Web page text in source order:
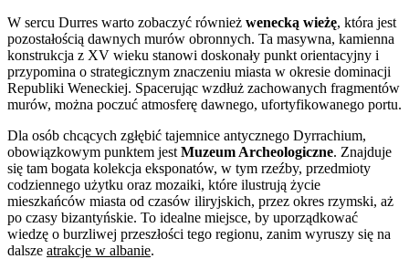
W sercu Durres warto zobaczyć również wenecką wieżę, która jest
pozostałością dawnych murów obronnych. Ta masywna, kamienna
konstrukcja z XV wieku stanowi doskonały punkt orientacyjny i
przypomina o strategicznym znaczeniu miasta w okresie dominacji
Republiki Weneckiej. Spacerując wzdłuż zachowanych fragmentów
murów, można poczuć atmosferę dawnego, ufortyfikowanego portu.
Dla osób chcących zgłębić tajemnice antycznego Dyrrachium,
obowiązkowym punktem jest Muzeum Archeologiczne. Znajduje
się tam bogata kolekcja eksponatów, w tym rzeźby, przedmioty
codziennego użytku oraz mozaiki, które ilustrują życie
mieszkańców miasta od czasów iliryjskich, przez okres rzymski, aż
po czasy bizantyńskie. To idealne miejsce, by uporządkować
wiedzę o burzliwej przeszłości tego regionu, zanim wyruszy się na
dalsze atrakcje w albanie.